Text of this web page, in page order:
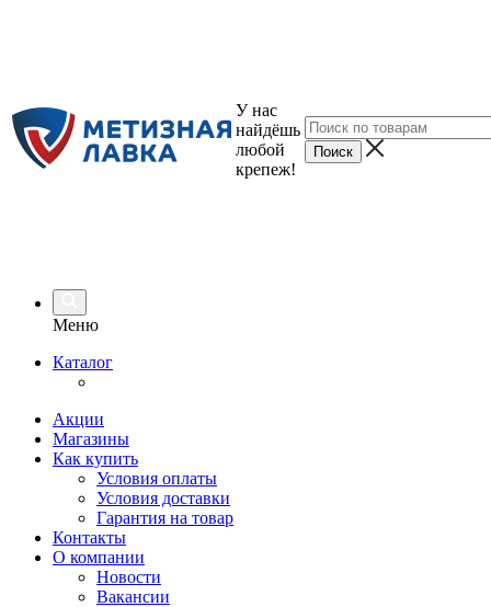
У нас
найдёшь
любой
крепеж!
Меню
Каталог
Акции
Магазины
Как купить
Условия оплаты
Условия доставки
Гарантия на товар
Контакты
О компании
Новости
Вакансии